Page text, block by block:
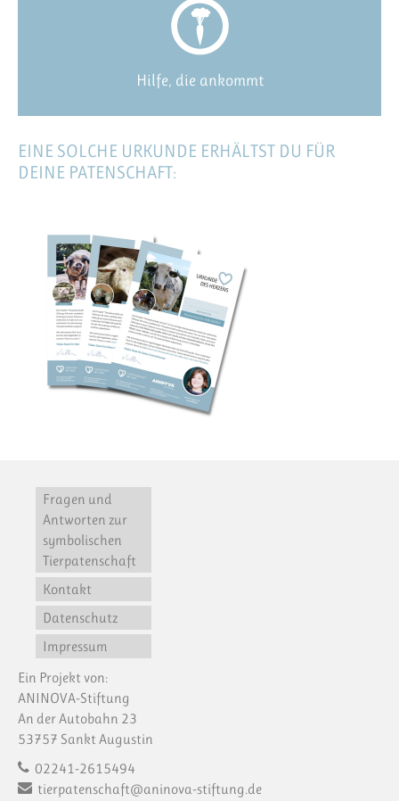
Hilfe, die ankommt
EINE SOLCHE URKUNDE ERHÄLTST DU FÜR
DEINE PATENSCHAFT:
Fragen und
Antworten zur
symbolischen
Tierpatenschaft
Kontakt
Datenschutz
Impressum
Ein Projekt von:
ANINOVA-Stiftung
An der Autobahn 23
53757 Sankt Augustin
02241-2615494
tierpatenschaft@aninova-stiftung.de